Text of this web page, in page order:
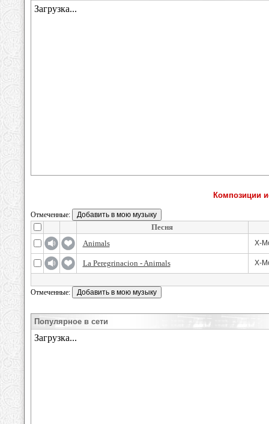
Композиции
Отмеченные:
Песня
Animals
X-
La Peregrinacion - Animals X-
Отмеченные:
Популярное в сети